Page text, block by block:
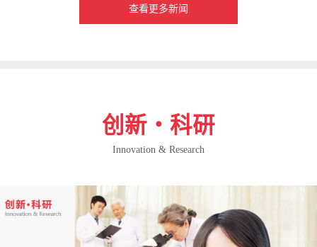
查看更多新闻
创新・科研
Innovation & Research